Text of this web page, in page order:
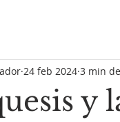
y
24 feb 2024 3 min